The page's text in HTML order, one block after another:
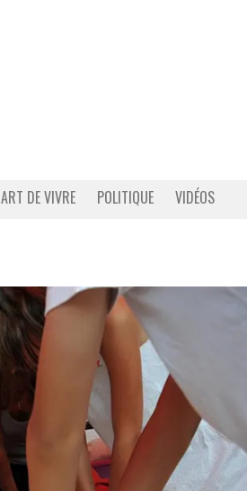
ART DE VIVRE POLITIQUE VIDÉOS